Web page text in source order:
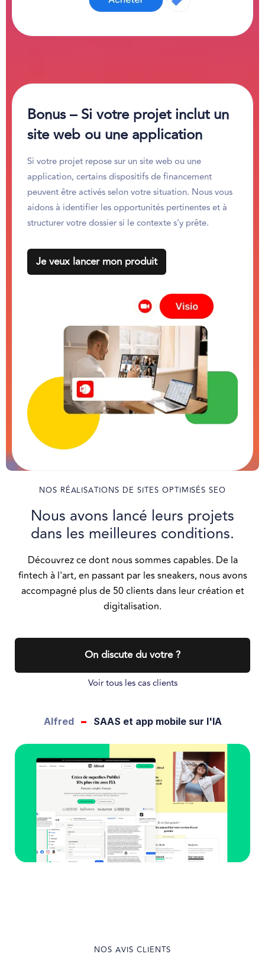
Bonus – Si votre projet inclut un
site web ou une application
Si votre projet repose sur un site web ou une
application, certains dispositifs de financement
peuvent être activés selon votre situation. Nous vous
aidons à identifier les opportunités pertinentes et à
structurer votre dossier si le contexte s’y prête.
Je veux lancer mon produit
NOS RÉALISATIONS DE SITES OPTIMISÉS SEO
Nous avons lancé leurs projets
dans les meilleures conditions.
Découvrez ce dont nous sommes capables. De la
fintech à l'art, en passant par les sneakers, nous avons
accompagné plus de 50 clients dans leur création et
digitalisation.
On discute du votre ?
Voir tous les cas clients
Alfred - SAAS et app mobile sur l'IA
NOS AVIS CLIENTS